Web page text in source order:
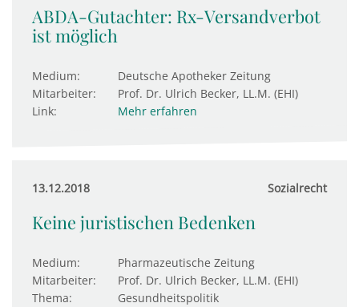
ABDA-Gutachter: Rx-Versandverbot
ist möglich
Medium:
Deutsche Apotheker Zeitung
Mitarbeiter:
Prof. Dr. Ulrich Becker, LL.M. (EHI)
Link:
Mehr erfahren
13.12.2018 Sozialrecht
Keine juristischen Bedenken
Medium:
Pharmazeutische Zeitung
Mitarbeiter:
Prof. Dr. Ulrich Becker, LL.M. (EHI)
Thema:
Gesundheitspolitik